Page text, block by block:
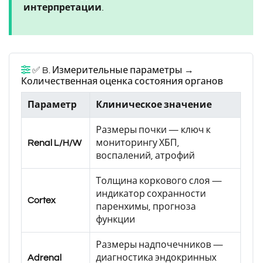
интерпретации
✅ B. Измерительные параметры →
Количественная оценка состояния органов
Параметр Клиническое значение
Renal L/H/W
Размеры почки — ключ к
мониторингу ХБП,
воспалений, атрофий
Cortex
Толщина коркового слоя —
индикатор сохранности
паренхимы, прогноза
функции
Adrenal
Размеры надпочечников —
диагностика эндокринных